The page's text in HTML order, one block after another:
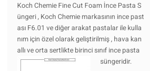
Koch Chemie Fine Cut Foam İnce Pasta S
üngeri , Koch Chemie markasının ince past
ası F6.01 ve diğer arakat pastalar ile kulla
nım için özel olarak geliştirilmiş , hava kan
allı ve orta sertlikte birinci sınıf ince pasta
süngeridir.